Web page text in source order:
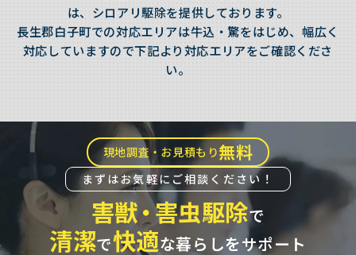
は、シロアリ駆除を提供しております。
長生郡白子町での対応エリアは牛込・驚をはじめ、幅広く
対応していますので下記より対応エリアをご確認くださ
い。
現地調査・お見積もり無料
まずはお気軽にご相談ください！
害獣・害虫駆除で
清潔で快適な暮らしをサポート